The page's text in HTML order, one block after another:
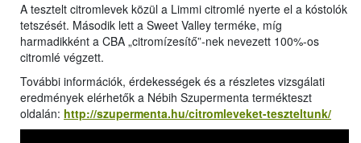
A tesztelt citromlevek közül a Limmi citromlé nyerte el a kóstolók
tetszését. Második lett a Sweet Valley terméke, míg
harmadikként a CBA „citromízesítő”-nek nevezett 100%-os
citromlé végzett.
További információk, érdekességek és a részletes vizsgálati
eredmények elérhetők a Nébih Szupermenta termékteszt
oldalán: http://szupermenta.hu/citromleveket-teszteltunk/